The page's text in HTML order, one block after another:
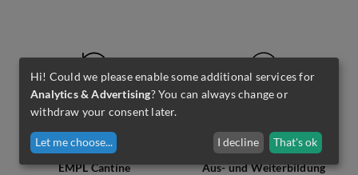
flexible Arbeitszeiten Bezahlung über Kollektiv
EMPL Cantine Aus- und Weiterbildung
Hi! Could we please enable some additional services for
Analytics & Advertising? You can always change or
withdraw your consent later.
Let me choose... I decline That's ok